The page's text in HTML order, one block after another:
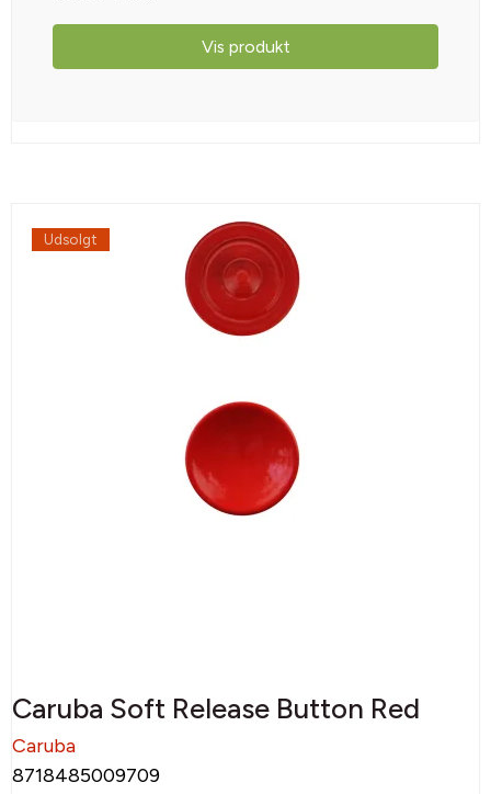
Vis produkt
Udsolgt
Caruba Soft Release Button Red
Caruba
8718485009709